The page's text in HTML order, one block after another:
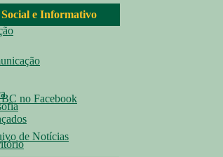
Social e Informativo
no Facebook
de Notícias